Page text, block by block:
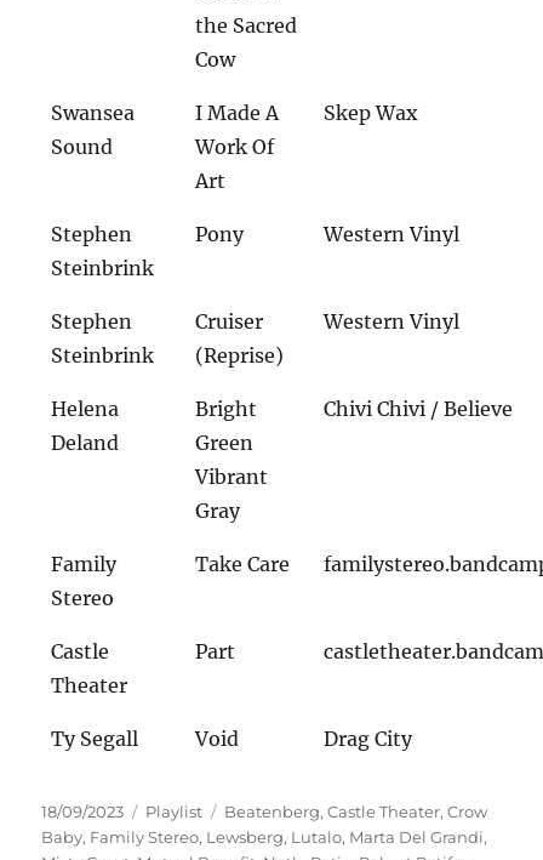
the Sacred
Cow
Swansea
Sound
I Made A
Work Of
Art
Skep Wax
Stephen
Steinbrink
Pony Western Vinyl
Stephen
Steinbrink
Cruiser
(Reprise)
Western Vinyl
Helena
Deland
Bright
Green
Vibrant
Gray
Chivi Chivi / Believe
Family
Stereo
Take Care
Castle
Theater
Part
Ty Segall Void Drag City
Veröffentlicht
am
18/09/2023 Kategorien
Playlist Schlagwörter
Beatenberg,Castle Theater,Crow
Baby, Family Stereo, Lewsberg, Lutalo, Marta Del Grandi,